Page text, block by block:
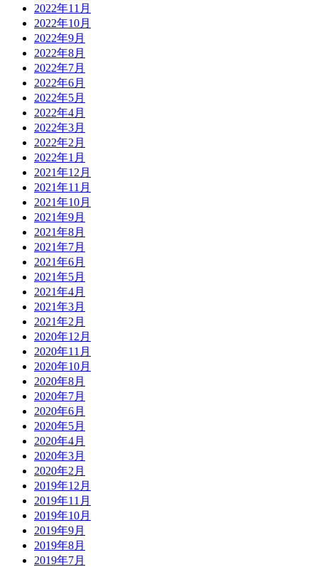
2022年11月
2022年10月
2022年9月
2022年8月
2022年7月
2022年6月
2022年5月
2022年4月
2022年3月
2022年2月
2022年1月
2021年12月
2021年11月
2021年10月
2021年9月
2021年8月
2021年7月
2021年6月
2021年5月
2021年4月
2021年3月
2021年2月
2020年12月
2020年11月
2020年10月
2020年8月
2020年7月
2020年6月
2020年5月
2020年4月
2020年3月
2020年2月
2019年12月
2019年11月
2019年10月
2019年9月
2019年8月
2019年7月